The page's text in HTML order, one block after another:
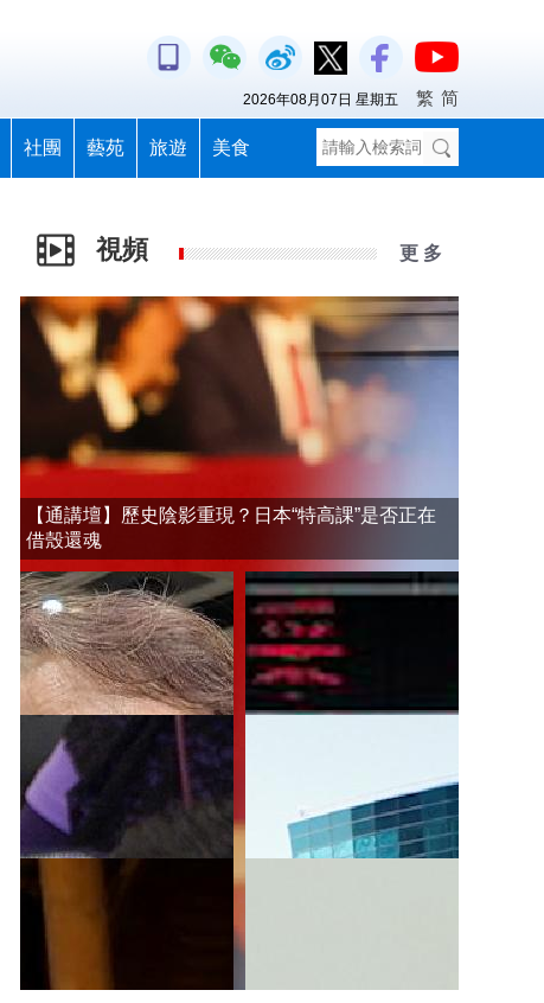
社團 藝苑 旅遊 美食
2026年08月07日 星期五 繁 简
視頻 更 多
【通講壇】歷史陰影重現？日本“特高課”是否正在
借殼還魂